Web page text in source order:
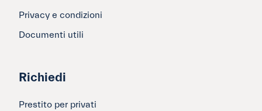
Privacy e condizioni
Documenti utili
Richiedi
Prestito per privati